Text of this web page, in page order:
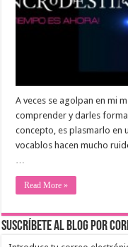
A veces se agolpan en mi
comprender y darles
concepto, es plasmarlo en
vocablos hacen mucho
Read More »
Suscríbete al blog por